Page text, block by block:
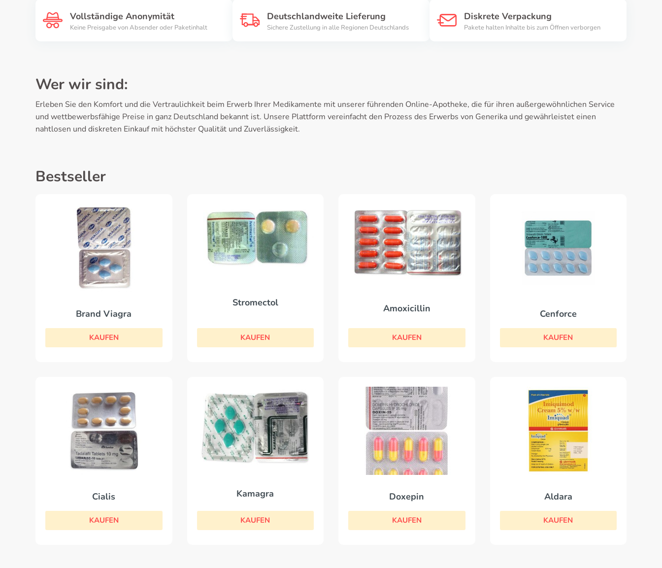
Vollständige Anonymität
Keine Preisgabe von Absender oder Paketinhalt
Deutschlandweite Lieferung
Sichere Zustellung in alle Regionen Deutschlands
Diskrete Verpackung
Pakete halten Inhalte bis zum Öffnen verborgen
Wer wir sind:
Erleben Sie den Komfort und die Vertraulichkeit beim Erwerb Ihrer Medikamente mit unserer führenden Online-Apotheke, die für ihren außergewöhnlichen Service
und wettbewerbsfähige Preise in ganz Deutschland bekannt ist. Unsere Plattform vereinfacht den Prozess des Erwerbs von Generika und gewährleistet einen
nahtlosen und diskreten Einkauf mit höchster Qualität und Zuverlässigkeit.
Bestseller
Brand Viagra
KAUFEN
Stromectol
KAUFEN
Amoxicillin
KAUFEN
Cenforce
KAUFEN
Cialis
KAUFEN
Kamagra
KAUFEN
Doxepin
KAUFEN
Aldara
KAUFEN